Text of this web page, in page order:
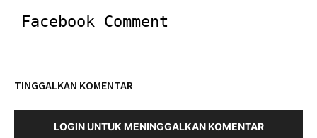
Facebook Comment
TINGGALKAN KOMENTAR
LOGIN UNTUK MENINGGALKAN KOMENTAR